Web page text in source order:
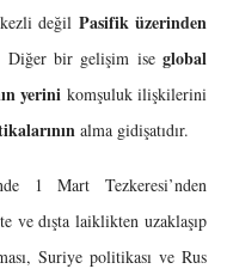
değil Pasifik üzerinden
Diğer bir gelişim ise global
yerini komşuluk ilişkilerini
alma gidişatıdır.
1 Mart Tezkeresi’nden
ve dışta laiklikten uzaklaşıp
Suriye politikası ve Rus